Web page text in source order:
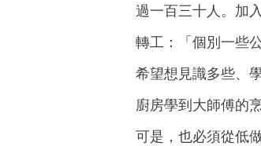
過一百三十人。加
轉工：「個別一些
希望想見識多些、
廚房學到大師傅的
可是，也必須從低做